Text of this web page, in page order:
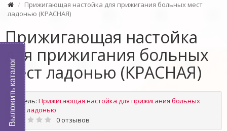
Прижигающая настойка для прижигания больных мест
ладонью (КРАСНАЯ)
Прижигающая настойка
для прижигания больных
мест ладонью (КРАСНАЯ)
Модель: Прижигающая настойка для прижигания больных
мест ладонью
0 отзывов
Выложить каталог